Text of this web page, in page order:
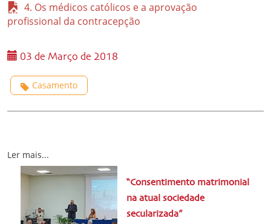
4. Os médicos católicos e a aprovação
profissional da contracepção
03 de Março de 2018
Casamento
Ler mais...
“Consentimento matrimonial
na atual sociedade
secularizada”